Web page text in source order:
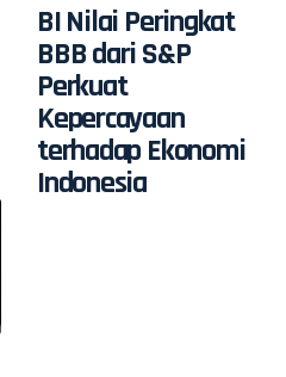
BI Nilai Peringkat
BBB dari S&P
Perkuat
Kepercayaan
terhadap Ekonomi
Indonesia